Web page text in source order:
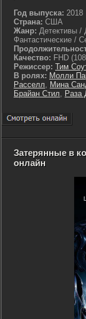
Год выпуска: 2018
Страна: США
Жанр: Детективы
Фантастические /
Качество: FHD
Режиссер: Тим
В ролях: Молли
Расселл, Мина
Брайан Стил,
Затерянные в
онлайн